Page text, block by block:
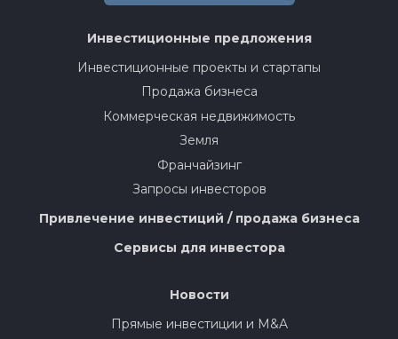
Инвестиционные предложения
Инвестиционные проекты и стартапы
Продажа бизнеса
Коммерческая недвижимость
Земля
Франчайзинг
Запросы инвесторов
Привлечение инвестиций / продажа бизнеса
Сервисы для инвестора
Новости
Прямые инвестиции и M&A